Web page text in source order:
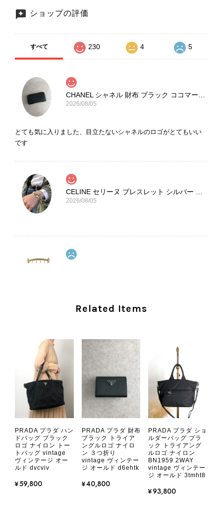
ショップの評価
すべて 230 4 5
CHANEL シャネル 財布 ブラック ココマーク レザー キャビアスキン 長財布 vintage ヴィンテージ オールド cvjxwf
2026/08/05
とても気に入りました、目立たないシャネルのロゴがとてもいい
です
CELINE セリーヌ ブレスレット シルバー トリオンフ ホースビット SILVER925 vintage ヴィンテージ オールド 7f8hjn
2026/08/05
外装内装ともにAランクの商品を購入しました。 しかし、実際に
状態ではありません。 ヴィンテージ品であることは理解してお
り、多少の経年劣化は承知のうえで購入しています。 しかし、こ
のような状態であれば、商品説明や掲載写真で事前に明記してい
ただくべきだと思います。 実は以前こちらで購入した際にも、写
真には写っていない内側部分に目立つ汚れがありました。 そのと
きはたまたまだと思っていましたが、今回も掲載内容だけでは判
断できない状態の商品が届きとても残念です。 決して安い買い物
で購入することはないですが、同じような思いをする購入者が出
ないよう、商品の状態をより正確に記載し、見えない部分も含め
て写真や説明で分かるよう改善していただきたいです。
この度は、楽しみにお待ちいただいた
商品で、衛生面へのご不安を含め、残
Related Items
PRADA プラダ ハン
ドバッグ ブラック
ロゴ ナイロン トー
トバッグ vintage
ヴィンテージ オー
ルド dvcviv
¥59,800
PRADA プラダ 財布
ブラック トライア
ングルロゴ ナイロ
ン ３つ折り
vintage ヴィンテー
ジ オールド d6ehtk
¥40,800
PRADA プラダ ショ
ルダーバッグ ブラ
ック トライアング
ルロゴ ナイロン
BN1959 2WAY
vintage ヴィンテー
ジ オールド 3tmht8
¥93,800